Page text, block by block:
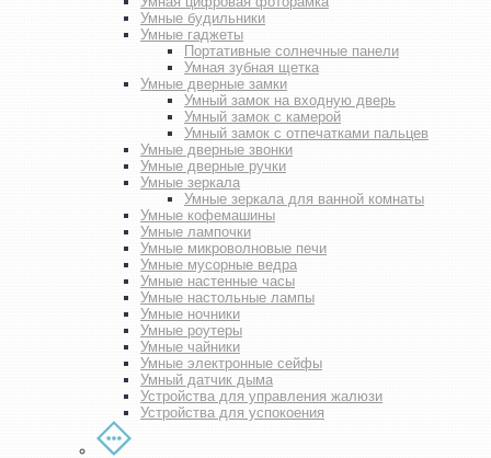
Умные будильники
Умные гаджеты
Портативные солнечные панели
Умная зубная щетка
Умные дверные замки
Умный замок на входную дверь
Умный замок с камерой
Умный замок с отпечатками пальцев
Умные дверные звонки
Умные дверные ручки
Умные зеркала
Умные зеркала для ванной комнаты
Умные кофемашины
Умные лампочки
Умные микроволновые печи
Умные мусорные ведра
Умные настенные часы
Умные настольные лампы
Умные ночники
Умные роутеры
Умные чайники
Умные электронные сейфы
Умный датчик дыма
Устройства для управления жалюзи
Устройства для успокоения